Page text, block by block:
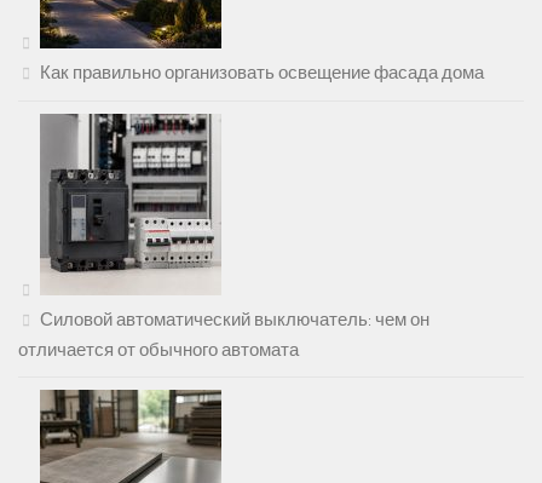
Как правильно организовать освещение фасада дома
Силовой автоматический выключатель: чем он
отличается от обычного автомата